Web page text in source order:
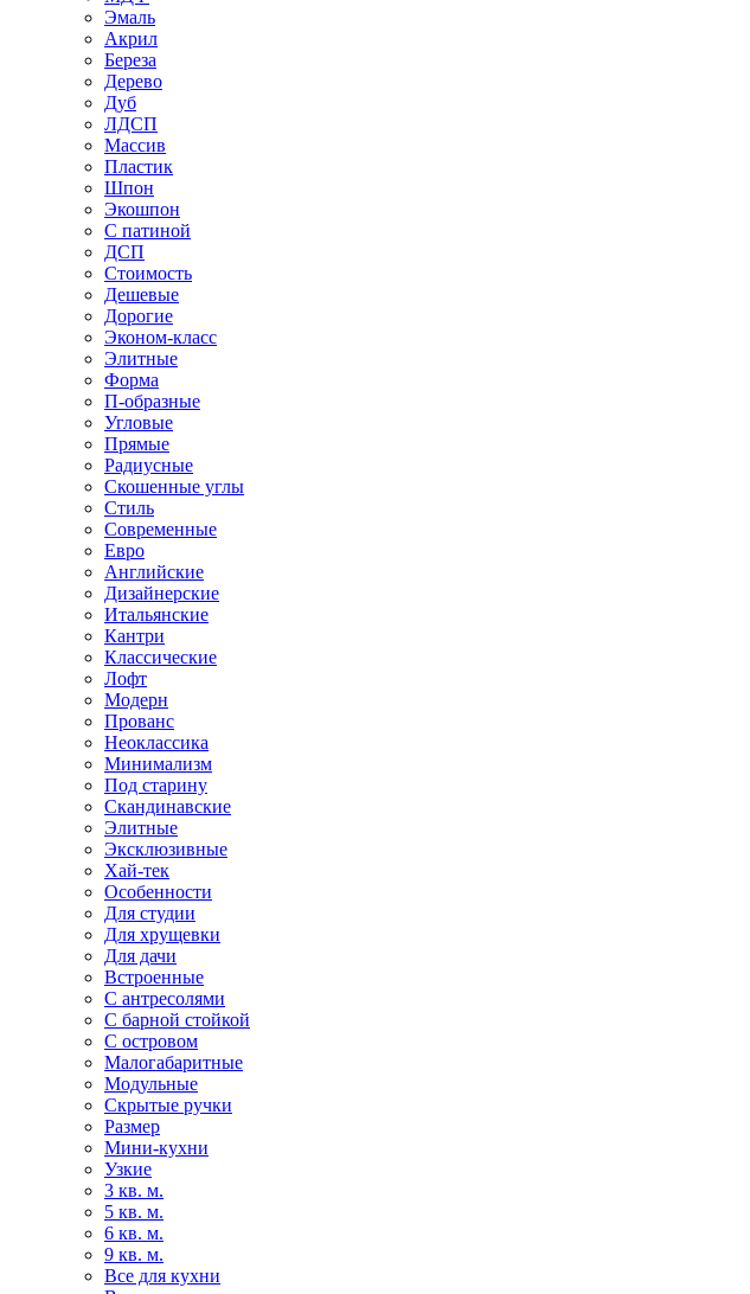
Эмаль
Акрил
Береза
Дерево
Дуб
ЛДСП
Массив
Пластик
Шпон
Экошпон
С патиной
ДСП
Стоимость
Дешевые
Дорогие
Эконом-класс
Элитные
Форма
П-образные
Угловые
Прямые
Радиусные
Скошенные углы
Стиль
Современные
Евро
Английские
Дизайнерские
Итальянские
Кантри
Классические
Лофт
Модерн
Прованс
Неоклассика
Минимализм
Под старину
Скандинавские
Элитные
Эксклюзивные
Хай-тек
Особенности
Для студии
Для хрущевки
Для дачи
Встроенные
С антресолями
С барной стойкой
С островом
Малогабаритные
Модульные
Скрытые ручки
Размер
Мини-кухни
Узкие
3 кв. м.
5 кв. м.
6 кв. м.
9 кв. м.
Все для кухни